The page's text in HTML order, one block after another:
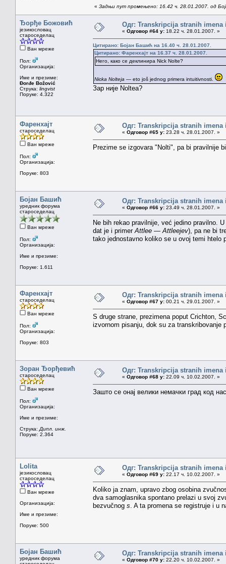
« Задњи пут промењено: 16.42 ч. 28.01.2007. од
Ђорђе Божовић
језикословац
староседелац
Ван мреже
Пол:
Организација:
Име и презиме:
Đorđe Božović
Струка: lingvist
Поруке: 4.322
Одг: Transkripcija stranih imena
« Одговор #64 у: 18.22 ч. 28.01.2007. »
Цитирано: Бојан Башић на 16.40 ч. 28.01.2007.
Цитирано: Фаренхајт на 16.37 ч. 28.01.2007.
Него, како се деклинира Nick Nolte?
Nicka Nolteja — eto još jednog primera intuitivnosti.
Зар није Noltea?
Фаренхајт
староседелац
Ван мреже
Пол:
Организација:
Поруке: 803
Одг: Transkripcija stranih imena
« Одговор #65 у: 23.28 ч. 28.01.2007. »
Prezime se izgovara "Nolti", pa bi pravilnije
Бојан Башић
уредник форума
староседелац
Ван мреже
Пол:
Организација:
Име и презиме:
Поруке: 1.611
Одг: Transkripcija stranih imena
« Одговор #66 у: 23.49 ч. 28.01.2007. »
Ne bih rekao pravilnije, već jedino pravilno.
dat je i primer Attlee — Attleejev), pa ne bi
tako jednostavno koliko se u ovoj temi htelo
Фаренхајт
староседелац
Ван мреже
Пол:
Организација:
Поруке: 803
Одг: Transkripcija stranih imena
« Одговор #67 у: 00.21 ч. 29.01.2007. »
S druge strane, prezimena poput Crichton,
izvornom pisanju, dok su za transkribovanje
Зоран Ђорђевић
староседелац
Ван мреже
Пол:
Организација:
Име и презиме:
Струка: Дипл. инж.
Поруке: 2.364
Одг: Transkripcija stranih imena
« Одговор #68 у: 22.09 ч. 10.02.2007. »
Зашто се онај велики немачки град код
Lolita
језикословац
староседелац
Ван мреже
Организација:
Име и презиме:
Поруке: 500
Одг: Transkripcija stranih imena
« Одговор #69 у: 22.17 ч. 10.02.2007. »
Koliko ja znam, upravo zbog osobina
dva samoglasnika spontano prelazi u svoj
bezvučnog s . A ta promena se registruje i u
Бојан Башић
уредник форума
Одг: Transkripcija stranih imena
« Одговор #70 у: 22.20 ч. 10.02.2007. »